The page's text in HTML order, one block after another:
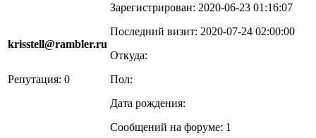
krisstell@rambler.ru
Репутация: 0
Зарегистрирован: 2020-06-23 01:16:07
Последний визит: 2020-07-24 02:00:00
Откуда:
Пол:
Дата рождения:
Сообщений на форуме: 1